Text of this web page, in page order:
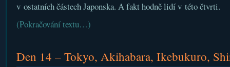
v ostatních částech Japonska. A fakt hodně lidí v této čtvrti.
(Pokračování textu…)
Den 14 – Tokyo, Akihabara, Ikebukuro,